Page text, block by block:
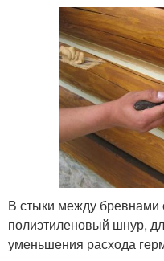
В стыки между бревнами
полиэтиленовый шнур,
уменьшения расхода